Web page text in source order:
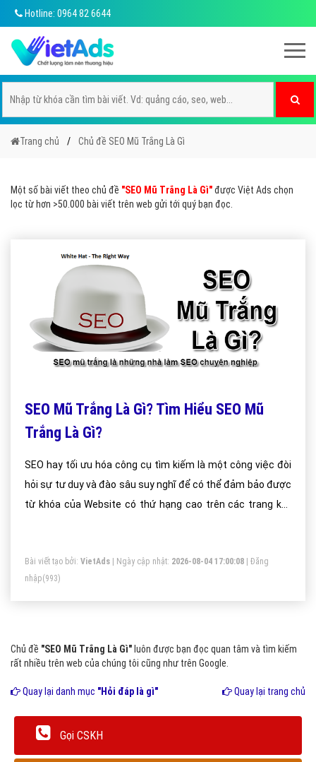
Hotline: 0964 82 6644
Trang chủ Chủ đề SEO Mũ Trắng Là Gì
Một số bài viết theo chủ đề "SEO Mũ Trắng Là Gì"được Việt Ads chọn
lọc từ hơn >50.000 bài viết trên web gửi tới quý bạn đọc.
SEO Mũ Trắng Là Gì? Tìm Hiểu SEO Mũ
Trắng Là Gì?
SEO hay tối ưu hóa công cụ tìm kiếm là một công việc đòi
hỏi sự tư duy và đào sâu suy nghĩ để có thể đảm bảo được
từ khóa của Website có thứ hạng cao trên các trang kết
Bài viết tạo bởi: VietAds | Ngày cập nhật: 2026-08-04 17:00:08
Đăng
nhập(993)
Chủ đề "SEO Mũ Trắng Là Gì" luôn được bạn đọc quan tâm và tìm kiếm
rất nhiều trên web của chúng tôi cũng như trên Google.
Quay lại danh mục "Hỏi đáp là gì" Quay lại trang chủ
Gọi CSKH